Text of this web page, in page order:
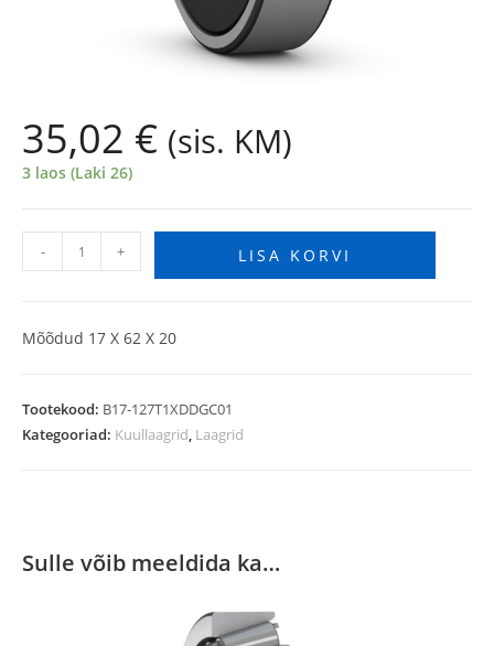
35,02 € (sis. KM)
3 laos (Laki 26)
- + LISA KORVI
Mõõdud 17 X 62 X 20
Tootekood: B17-127T1XDDGC01
Kategooriad: Kuullaagrid, Laagrid
Sulle võib meeldida ka…